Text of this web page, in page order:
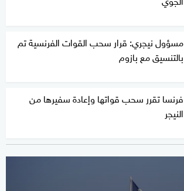
مسؤول نيجري: قرار سحب القوات الفرنسية تم
بالتنسيق مع بازوم
فرنسا تقرر سحب قواتها وإعادة سفيرها من
النيجر